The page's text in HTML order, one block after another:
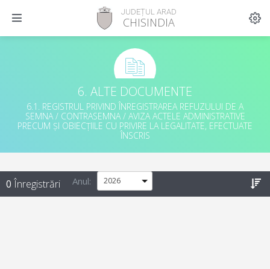
JUDEȚUL ARAD
CHISINDIA
6. ALTE DOCUMENTE
6.1. REGISTRUL PRIVIND ÎNREGISTRAREA REFUZULUI DE A
SEMNA / CONTRASEMNA / AVIZA ACTELE ADMINISTRATIVE
PRECUM ȘI OBIECȚIILE CU PRIVIRE LA LEGALITATE, EFECTUATE
ÎNSCRIS
0 Înregistrări Anul: